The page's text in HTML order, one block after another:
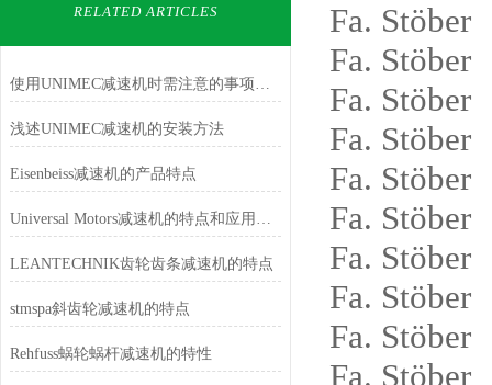
RELATED ARTICLES
使用UNIMEC减速机时需注意的事项有哪些？
浅述UNIMEC减速机的安装方法
Eisenbeiss减速机的产品特点
Universal Motors减速机的特点和应用场景
LEANTECHNIK齿轮齿条减速机的特点
stmspa斜齿轮减速机的特点
Rehfuss蜗轮蜗杆减速机的特性
Fa.
Fa.
Fa.
Fa.
Fa.
Fa.
Fa.
Fa.
Fa.
Fa.